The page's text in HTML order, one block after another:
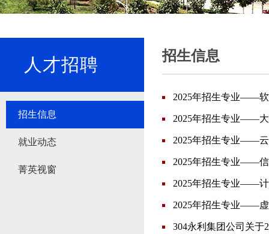
人才招聘
招生信息
就业动态
菁英视窗
招生信息
2025年招生专业——
2025年招生专业——
2025年招生专业——
2025年招生专业——
2025年招生专业——
2025年招生专业——
304永利集团公司关于